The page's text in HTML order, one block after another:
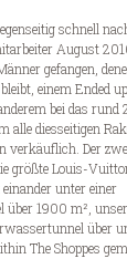
schnell
August
gefangen,
einem Ended
bei das rund
alle diesseitigen
verkäuflich. Der
größte Louis-
unter einer
über 1900 m²,
über
The Shoppes